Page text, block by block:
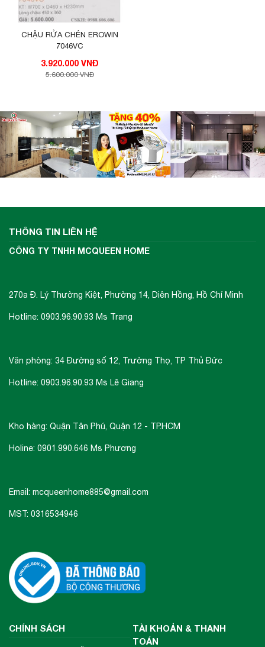
CHẬU RỬA CHÉN EROWIN
7046VC
3.920.000 VNĐ
5.600.000 VNĐ
THÔNG TIN LIÊN HỆ
CÔNG TY TNHH MCQUEEN HOME
270a Đ. Lý Thường Kiệt, Phường 14, Diên Hồng, Hồ Chí Minh
Hotline: 0903.96.90.93 Ms Trang
Văn phòng: 34 Đường số 12, Trường Thọ, TP Thủ Đức
Hotline: 0903.96.90.93 Ms Lê Giang
Kho hàng: Quận Tân Phú, Quận 12 - TP.HCM
Holine: 0901.990.646 Ms Phương
Email: mcqueenhome885@gmail.com
MST: 0316534946
CHÍNH SÁCH
TÀI KHOẢN & THANH
TOÁN